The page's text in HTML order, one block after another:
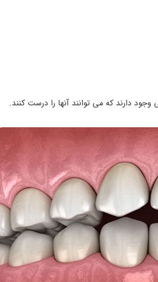
دارند که می توانند آنها را درست کنند.